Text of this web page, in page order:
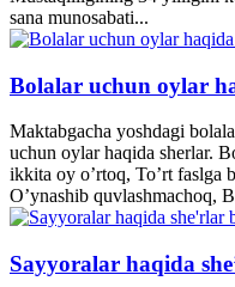
sana munosabati...
Bolalar uchun oylar
Maktabgacha yoshdagi
uchun oylar haqida sherlar.
ikkita oy o’rtoq, To’rt faslga
O’ynashib quvlashmachoq,
Sayyoralar haqida